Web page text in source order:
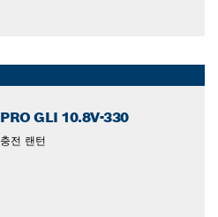
PRO GLI 10.8V-330
충전 랜턴